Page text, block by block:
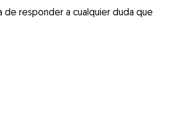
de responder a cualquier duda que